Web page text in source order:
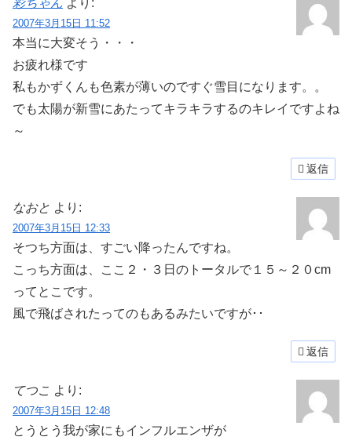
彩ちゃん より:
2007年3月15日 11:52
本当に大変そう・・・
お疲れ様です
私もかずくんも色素が薄いのですぐ雪目になります。。
でも太陽が新雪にあたってキラキラするのキレイですよね
～
返信
なおと より:
2007年3月15日 12:33
そつち方面は、すごい降ったんですね。
こっち方面は、ここ２・３日のトータルで１５～２０cm
ってとこです。
風で飛ばされたってのもあるみたいですが･･
返信
てつこ より:
2007年3月15日 12:48
とうとう我が家にもインフルエンザが